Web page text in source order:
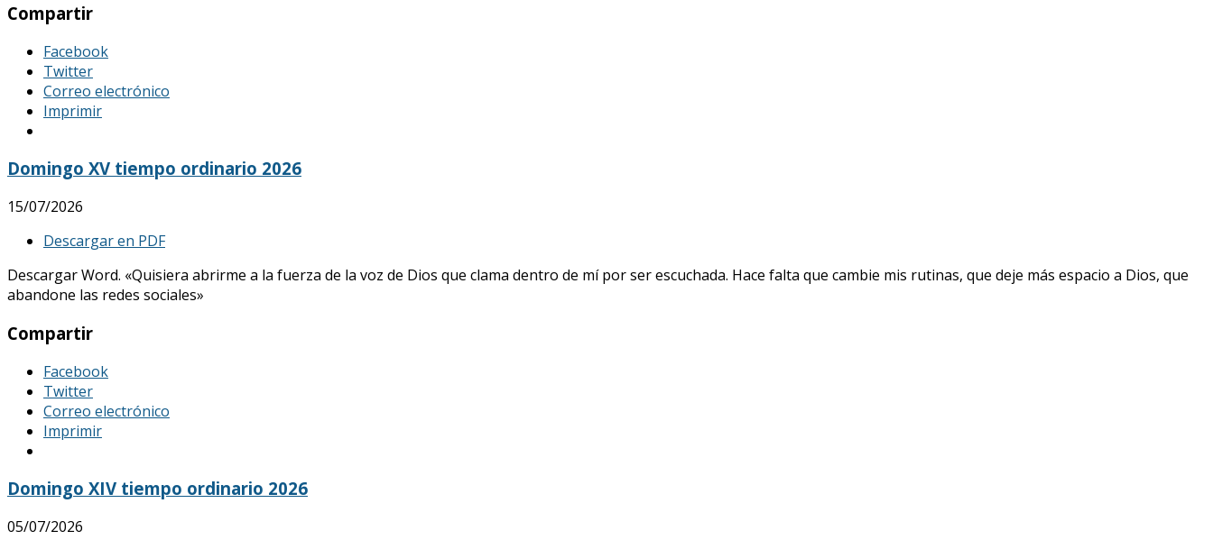
Compartir
Facebook
Twitter
Correo electrónico
Imprimir
Domingo XV tiempo ordinario 2026
15/07/2026
Descargar en PDF
Descargar Word. «Quisiera abrirme a la fuerza de la voz de Dios que clama dentro de mí por ser escuchada. Hace falta que cambie mis rutinas, que deje más espacio a Dios, que
abandone las redes sociales»
Compartir
Facebook
Twitter
Correo electrónico
Imprimir
Domingo XIV tiempo ordinario 2026
05/07/2026